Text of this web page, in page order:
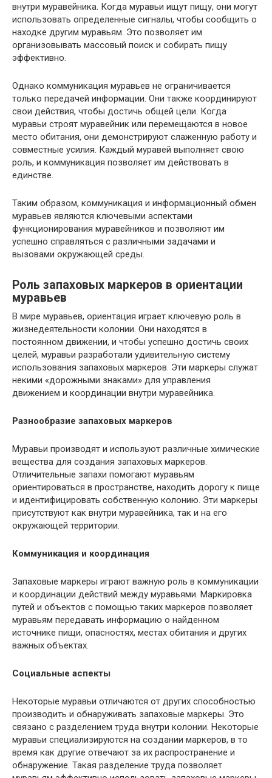
внутри муравейника. Когда муравьи ищут пищу, они могут
использовать определенные сигналы, чтобы сообщить о
находке другим муравьям. Это позволяет им
организовывать массовый поиск и собирать пищу
эффективно.
Однако коммуникация муравьев не ограничивается
только передачей информации. Они также координируют
свои действия, чтобы достичь общей цели. Когда
муравьи строят муравейник или перемещаются в новое
место обитания, они демонстрируют слаженную работу и
совместные усилия. Каждый муравей выполняет свою
роль, и коммуникация позволяет им действовать в
единстве.
Таким образом, коммуникация и информационный обмен
муравьев являются ключевыми аспектами
функционирования муравейников и позволяют им
успешно справляться с различными задачами и
вызовами окружающей среды.
Роль запаховых маркеров в ориентации
муравьев
В мире муравьев, ориентация играет ключевую роль в
жизнедеятельности колонии. Они находятся в
постоянном движении, и чтобы успешно достичь своих
целей, муравьи разработали удивительную систему
использования запаховых маркеров. Эти маркеры служат
некими «дорожными знаками» для управления
движением и координации внутри муравейника.
Разнообразие запаховых маркеров
Муравьи производят и используют различные химические
вещества для создания запаховых маркеров.
Отличительные запахи помогают муравьям
ориентироваться в пространстве, находить дорогу к пище
и идентифицировать собственную колонию. Эти маркеры
присутствуют как внутри муравейника, так и на его
окружающей территории.
Коммуникация и координация
Запаховые маркеры играют важную роль в коммуникации
и координации действий между муравьями. Маркировка
путей и объектов с помощью таких маркеров позволяет
муравьям передавать информацию о найденном
источнике пищи, опасностях, местах обитания и других
важных объектах.
Социальные аспекты
Некоторые муравьи отличаются от других способностью
производить и обнаруживать запаховые маркеры. Это
связано с разделением труда внутри колонии. Некоторые
муравьи специализируются на создании маркеров, в то
время как другие отвечают за их распространение и
обнаружение. Такая разделение труда позволяет